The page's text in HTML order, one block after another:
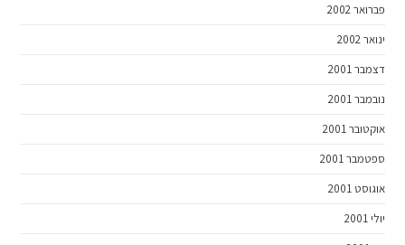
פברואר 2002
ינואר 2002
דצמבר 2001
נובמבר 2001
אוקטובר 2001
ספטמבר 2001
אוגוסט 2001
יולי 2001